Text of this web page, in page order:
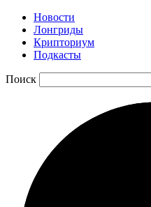
Новости
Лонгриды
Крипториум
Подкасты
Поиск